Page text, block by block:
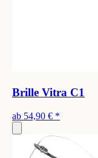
Brille Vitra C1
ab 54,90 € *